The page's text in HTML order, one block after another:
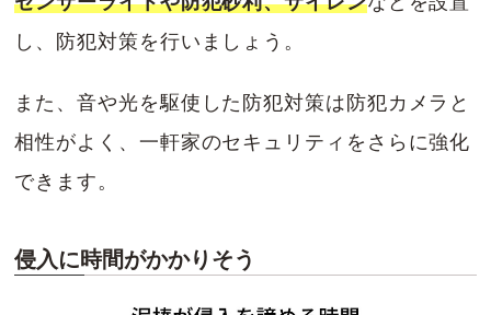
し、防犯対策を行いましょう。
また、音や光を駆使した防犯対策は防犯カメラと
相性がよく、一軒家のセキュリティをさらに強化
できます。
侵入に時間がかかりそう